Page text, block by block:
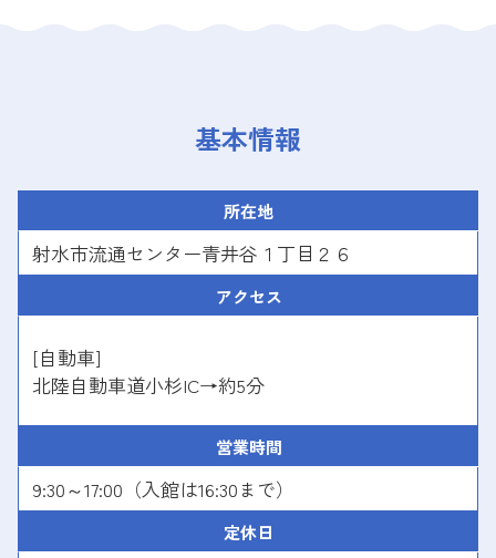
基本情報
所在地
射水市流通センター青井谷１丁目２６
アクセス
[自動車]
北陸自動車道小杉IC→約5分
営業時間
9:30～17:00（入館は16:30まで）
定休日